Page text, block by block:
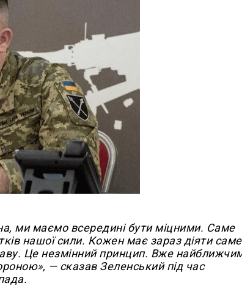
ми маємо всередині бути міцними. Саме
нашої сили. Кожен має зараз діяти
Це незмінний принцип. Вже
— сказав Зеленський під час